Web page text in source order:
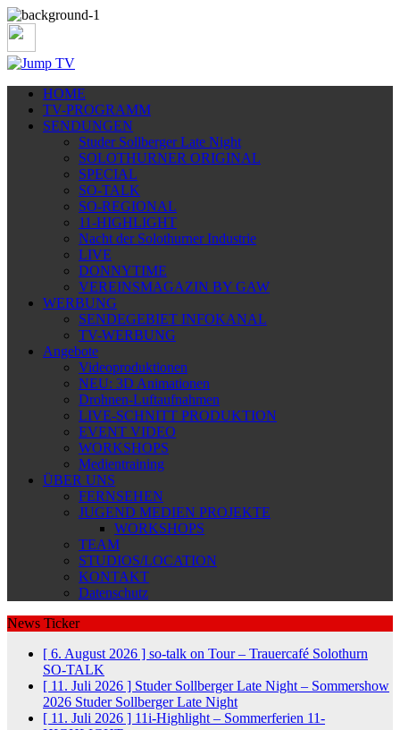
HOME
TV-PROGRAMM
SENDUNGEN
Studer Sollberger Late Night
SOLOTHURNER ORIGINAL
SPECIAL
SO-TALK
SO-REGIONAL
11-HIGHLIGHT
Nacht der Solothurner Industrie
LIVE
DONNYTIME
VEREINSMAGAZIN BY GAW
WERBUNG
SENDEGEBIET INFOKANAL
TV-WERBUNG
Angebote
Videoproduktionen
NEU: 3D Animationen
Drohnen-Luftaufnahmen
LIVE-SCHNITT PRODUKTION
EVENT VIDEO
WORKSHOPS
Medientraining
ÜBER UNS
FERNSEHEN
JUGEND MEDIEN PROJEKTE
WORKSHOPS
TEAM
STUDIOS/LOCATION
KONTAKT
Datenschutz
News Ticker
[ 6. August 2026 ] so-talk on Tour – Trauercafé Solothurn
SO-TALK
[ 11. Juli 2026 ] Studer Sollberger Late Night – Sommershow
2026 Studer Sollberger Late Night
[ 11. Juli 2026 ] 11i-Highlight – Sommerferien 11-